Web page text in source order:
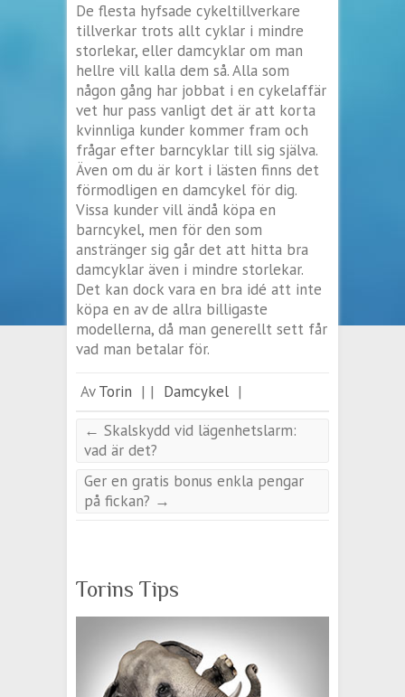
De flesta hyfsade cykeltillverkare
tillverkar trots allt cyklar i mindre
storlekar, eller damcyklar om man
hellre vill kalla dem så. Alla som
någon gång har jobbat i en cykelaffär
vet hur pass vanligt det är att korta
kvinnliga kunder kommer fram och
frågar efter barncyklar till sig själva.
Även om du är kort i lästen finns det
förmodligen en damcykel för dig.
Vissa kunder vill ändå köpa en
barncykel, men för den som
anstränger sig går det att hitta bra
damcyklar även i mindre storlekar.
Det kan dock vara en bra idé att inte
köpa en av de allra billigaste
modellerna, då man generellt sett får
vad man betalar för.
AvTorin | | Damcykel |
← Skalskydd vid lägenhetslarm:
vad är det?
Ger en gratis bonus enkla pengar
på fickan? →
Torins Tips